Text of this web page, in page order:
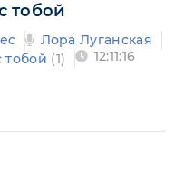
тобой
Лора Луганская
тобой (1) 12:11:16